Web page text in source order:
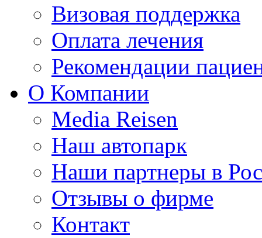
Визовая поддержка
Оплата лечения
Рекомендации
О Компании
Media Reisen
Наш автопарк
Наши партнеры в
Отзывы о фирме
Контакт